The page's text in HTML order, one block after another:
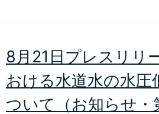
8月21日プレスリリ
おける水道水の水圧
ついて（お知らせ・